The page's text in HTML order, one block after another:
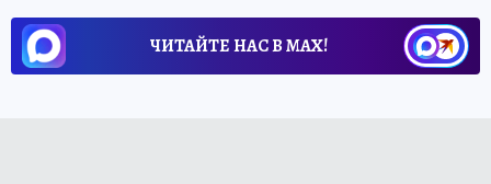
ЧИТАЙТЕ НАС В МАХ!